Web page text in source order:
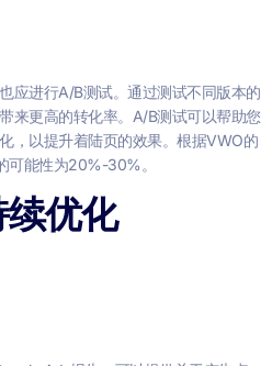
应进行A/B测试。通过测试不同版本的
来更高的转化率。A/B测试可以帮助您
，以提升着陆页的效果。根据VWO的
可能性为20%-30%。
优化